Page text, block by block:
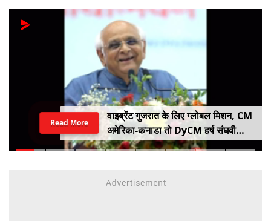
वाइब्रेंट गुजरात के लिए ग्लोबल मिशन, CM
अमेरिका-कनाडा तो DyCM हर्ष संघवी
संभालेंगे जापान-यूरोप का मोर्चा
Read More